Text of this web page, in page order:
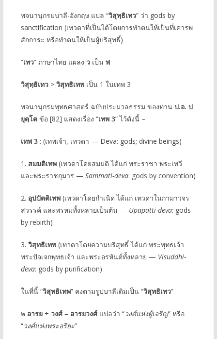
พจนานุกรมบาลี-อังกฤษ แปล “วิสุทฺธิเทว” ว่า gods by
sanctification (เทวดาที่เป็นได้โดยการทำตนให้เป็นที่เคารพ
สักการะ หรือทำตนให้เป็นผู้บริสุทธิ์)
“เทว” ภาษาไทย แผลง วเป็น พ
วิสุทฺธิเทว> วิสุทธิเทพเป็น 1 ในเทพ 3
พจนานุกรมพุทธศาสตร์ ฉบับประมวลธรรม ของท่าน ป.อ. ป
ยุตฺโตข้อ [82] แสดงเรื่อง “เทพ 3” ไว้ดังนี้ –
เทพ 3: (เทพเจ้า, เทวดา — Deva: gods; divine beings)
1. สมมติเทพ(เทวดาโดยสมมติ ได้แก่ พระราชา พระเทวี
และพระราชกุมาร — Sammati-deva: gods by convention)
2. อุปปัตติเทพ(เทวดาโดยกำเนิด ได้แก่ เทวดาในกามาวจร
สวรรค์ และพรหมทั้งหลายเป็นต้น — Upapatti-deva: gods
by rebirth)
3. วิสุทธิเทพ(เทวดาโดยความบริสุทธิ์ ได้แก่ พระพุทธเจ้า
พระปัจเจกพุทธเจ้า และพระอรหันต์ทั้งหลาย — Visuddhi-
deva: gods by purification)
ในที่นี้ “วิสุทธิเทพ” คงตามรูปบาลีเดิมเป็น “วิสุทธิเทว”
๒ อารย+ วงศ์= อารยวงศ์แปลว่า “วงศ์แห่งผู้เจริญ” หรือ
“วงศ์แห่งพระอริยะ”